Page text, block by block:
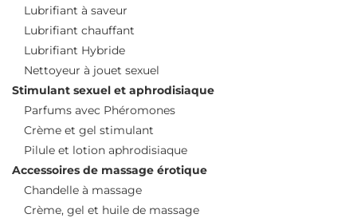
Lubrifiant à saveur
Lubrifiant chauffant
Lubrifiant Hybride
Nettoyeur à jouet sexuel
Stimulant sexuel et aphrodisiaque
Parfums avec Phéromones
Crème et gel stimulant
Pilule et lotion aphrodisiaque
Accessoires de massage érotique
Chandelle à massage
Crème, gel et huile de massage